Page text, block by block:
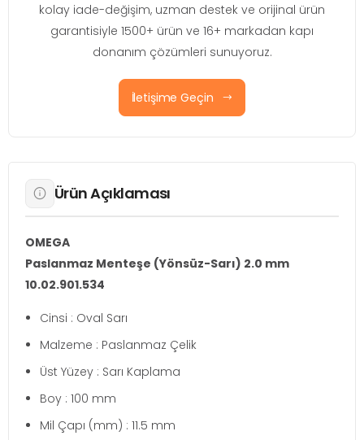
kolay iade-değişim, uzman destek ve orijinal ürün
garantisiyle 1500+ ürün ve 16+ markadan kapı
donanım çözümleri sunuyoruz.
İletişime Geçin
Ürün Açıklaması
OMEGA
Paslanmaz Menteşe (Yönsüz-Sarı) 2.0 mm
10.02.901.534
Cinsi : Oval Sarı
Malzeme : Paslanmaz Çelik
Üst Yüzey : Sarı Kaplama
Boy : 100 mm
Mil Çapı (mm) : 11.5 mm